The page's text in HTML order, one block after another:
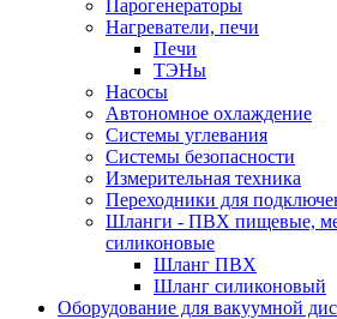
Парогенераторы
Нагреватели, печи
Печи
ТЭНы
Насосы
Автономное охлаждение
Системы углевания
Системы безопасности
Измерительная техника
Переходники для
Шланги - ПВХ пищевые,
силиконовые
Шланг ПВХ
Шланг силиконовый
Оборудование для вакуумной